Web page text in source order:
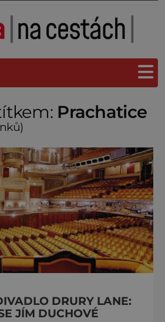
Prachatice
DRURY LANE:
JÍM DUCHOVÉ